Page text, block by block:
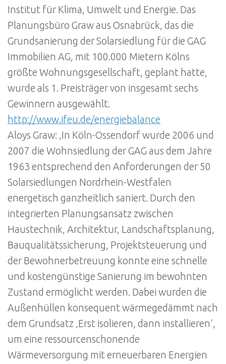
Institut für Klima, Umwelt und Energie. Das
Planungsbüro Graw aus Osnabrück, das die
Grundsanierung der Solarsiedlung für die GAG
Immobilien AG, mit 100.000 Mietern Kölns
größte Wohnungsgesellschaft, geplant hatte,
wurde als 1. Preisträger von insgesamt sechs
Gewinnern ausgewählt.
http://www.ifeu.de/energiebalance
Aloys Graw: ‚In Köln-Ossendorf wurde 2006 und
2007 die Wohnsiedlung der GAG aus dem Jahre
1963 entsprechend den Anforderungen der 50
Solarsiedlungen Nordrhein-Westfalen
energetisch ganzheitlich saniert. Durch den
integrierten Planungsansatz zwischen
Haustechnik, Architektur, Landschaftsplanung,
Bauqualitätssicherung, Projektsteuerung und
der Bewohnerbetreuung konnte eine schnelle
und kostengünstige Sanierung im bewohnten
Zustand ermöglicht werden. Dabei wurden die
Außenhüllen konsequent wärmegedämmt nach
dem Grundsatz ‚Erst isolieren, dann installieren‘,
um eine ressourcenschonende
Wärmeversorgung mit erneuerbaren Energien